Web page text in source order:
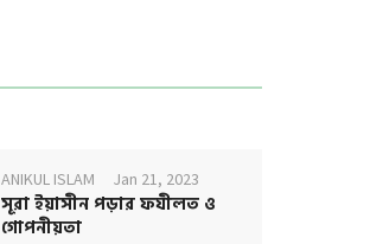
ANIKUL ISLAM Jan 21, 2023
সূরা ইয়াসীন পড়ার ফযীলত ও
গোপনীয়তা